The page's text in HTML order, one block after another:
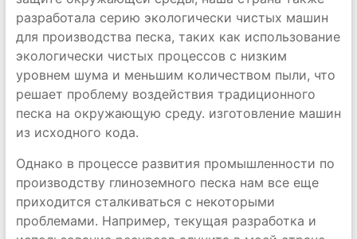
разработала серию экологически чистых машин
для производства песка, таких как использование
экологически чистых процессов с низким
уровнем шума и меньшим количеством пыли, что
решает проблему воздействия традиционного
песка на окружающую среду. изготовление машин
из исходного кода.
Однако в процессе развития промышленности по
производству глиноземного песка нам все еще
приходится сталкиваться с некоторыми
проблемами. Например, текущая разработка и